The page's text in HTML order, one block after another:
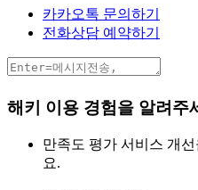
카카오톡 문의하기
전화상담 예약하기
해키 이용 경험을 알려주
만족도 평가 서비스 개선
요.